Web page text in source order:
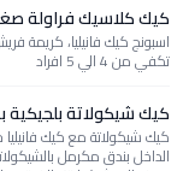
كيك كلاسيك فراولة
اسبونج كيك فانيليا، كريمة
تكفي من 4 الي 5 افراد
كيك شيكولاتة بلجيكية
كيك شيكولاتة مع كيك
الداخل بندق مكرمل